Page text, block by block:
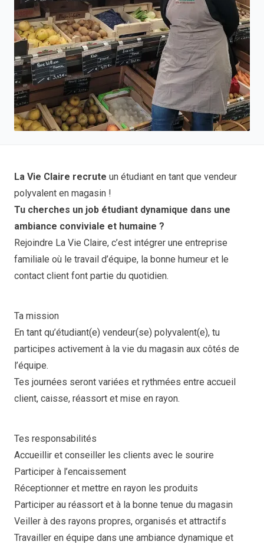
La Vie Claire recrute un étudiant en tant que vendeur
polyvalent en magasin !
Tu cherches un job étudiant dynamique dans une
ambiance conviviale et humaine ?
Rejoindre La Vie Claire, c’est intégrer une entreprise
familiale où le travail d’équipe, la bonne humeur et le
contact client font partie du quotidien.
Ta mission
En tant qu’étudiant(e) vendeur(se) polyvalent(e), tu
participes activement à la vie du magasin aux côtés de
l’équipe.
Tes journées seront variées et rythmées entre accueil
client, caisse, réassort et mise en rayon.
Tes responsabilités
Accueillir et conseiller les clients avec le sourire
Participer à l’encaissement
Réceptionner et mettre en rayon les produits
Participer au réassort et à la bonne tenue du magasin
Veiller à des rayons propres, organisés et attractifs
Travailler en équipe dans une ambiance dynamique et